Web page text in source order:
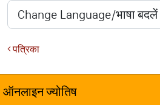
पत्रिका
ऑनलाइन ज्योतिष